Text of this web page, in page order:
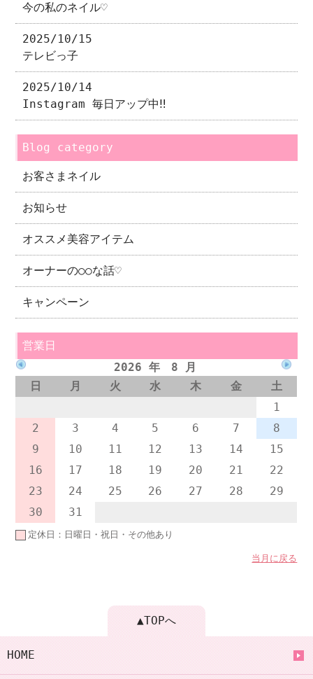
今の私のネイル♡
2025/10/15
テレビっ子
2025/10/14
Instagram 毎日アップ中‼︎
Blog category
お客さまネイル
お知らせ
オススメ美容アイテム
オーナーの○○な話♡
キャンペーン
営業日
2026 年 8 月
日
月 火 水 木 金
土
1
2
3 4 5 6 7
8
9
10 11 12 13 14
15
16
17 18 19 20 21
22
23
24 25 26 27 28
29
30
31
定休日：日曜日・祝日・その他あり
当月に戻る
▲TOPへ
HOME